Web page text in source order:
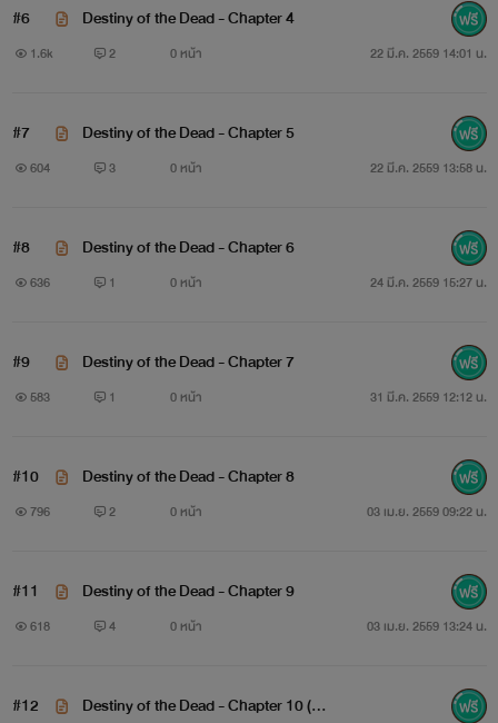
.....ฆาตกรอยู่ในคราบของเจ้าหน้าที่
OPEN ; 29 : 02 : 2016
คือว่าป้าขอแก้คำโปรยหน่อยนะหนู
ป้าเริ่มงงพล็อตตัวเองละ
สวัสดีทุกคนที่เข้ามานะคะ
#6 Destiny of the Dead - Chapter 4
1.6k 2 0 หน้า 22 มี.ค. 2559 14:01 น.
#7 Destiny of the Dead - Chapter 5
604 3 0 หน้า 22 มี.ค. 2559 13:58 น.
#8 Destiny of the Dead - Chapter 6
636 1 0 หน้า 24 มี.ค. 2559 15:27 น.
#9 Destiny of the Dead - Chapter 7
583 1 0 หน้า 31 มี.ค. 2559 12:12 น.
#10 Destiny of the Dead - Chapter 8
796 2 0 หน้า 03 เม.ย. 2559 09:22 น.
#11 Destiny of the Dead - Chapter 9
618 4 0 หน้า 03 เม.ย. 2559 13:24 น.
#12
Destiny of the Dead - Chapter 10 (ป